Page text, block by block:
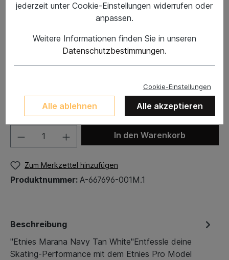
59,95 €* %
99,95 €* (40.02% gespart)
US7/EU39
US8/EU41
In den Warenkorb
Zum Merkzettel hinzufügen
Produktnummer: A-667696-001M.1
Beschreibung
"Etnies Marana Navy Tan White"Entfessle deine
Skating-Performance mit dem Etnies Pro Model
jederzeit unter Cookie-Einstellungen widerrufen oder
anpassen.
Weitere Informationen finden Sie in unseren
Datenschutzbestimmungen.
Cookie-Einstellungen
Alle ablehnen Alle akzeptieren